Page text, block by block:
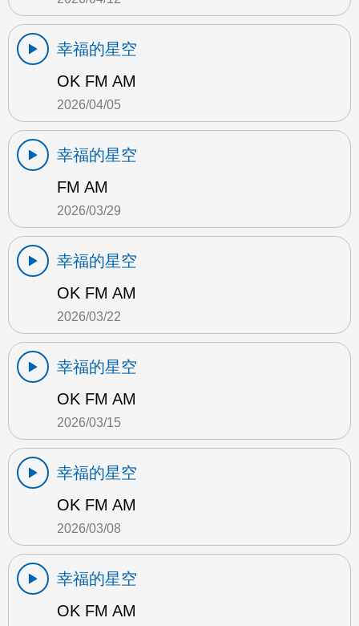
幸福的星空
OK FM AM
2026/04/05
幸福的星空
FM AM
2026/03/29
幸福的星空
OK FM AM
2026/03/22
幸福的星空
OK FM AM
2026/03/15
幸福的星空
OK FM AM
2026/03/08
幸福的星空
OK FM AM